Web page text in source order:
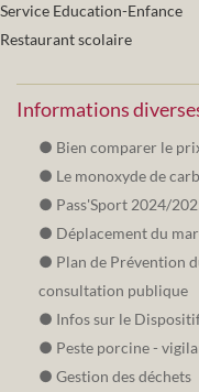
Service Education-Enfance
Restaurant scolaire
Informations
Bien comparer le
Le monoxyde de
Pass'Sport 2024/
Déplacement du
Plan de Prévention
consultation publique
Infos sur le
Peste porcine -
Gestion des déchets